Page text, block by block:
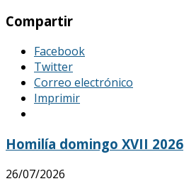
Compartir
Facebook
Twitter
Correo electrónico
Imprimir
Homilía domingo XVII 2026
26/07/2026